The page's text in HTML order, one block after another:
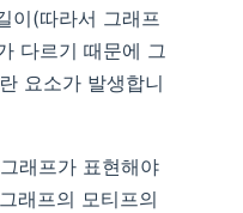
이(따라서 그래프
다르기 때문에 그
요소가 발생합니
래프가 표현해야
래프의 모티프의